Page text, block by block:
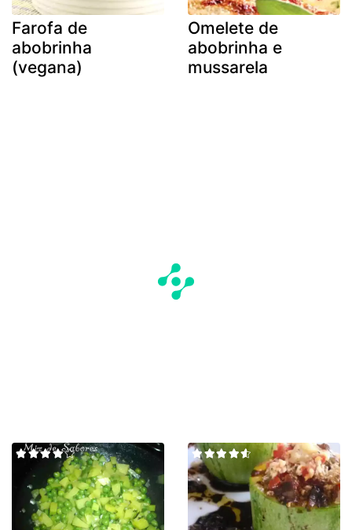
Farofa de
abobrinha
(vegana)
Omelete de
abobrinha e
mussarela